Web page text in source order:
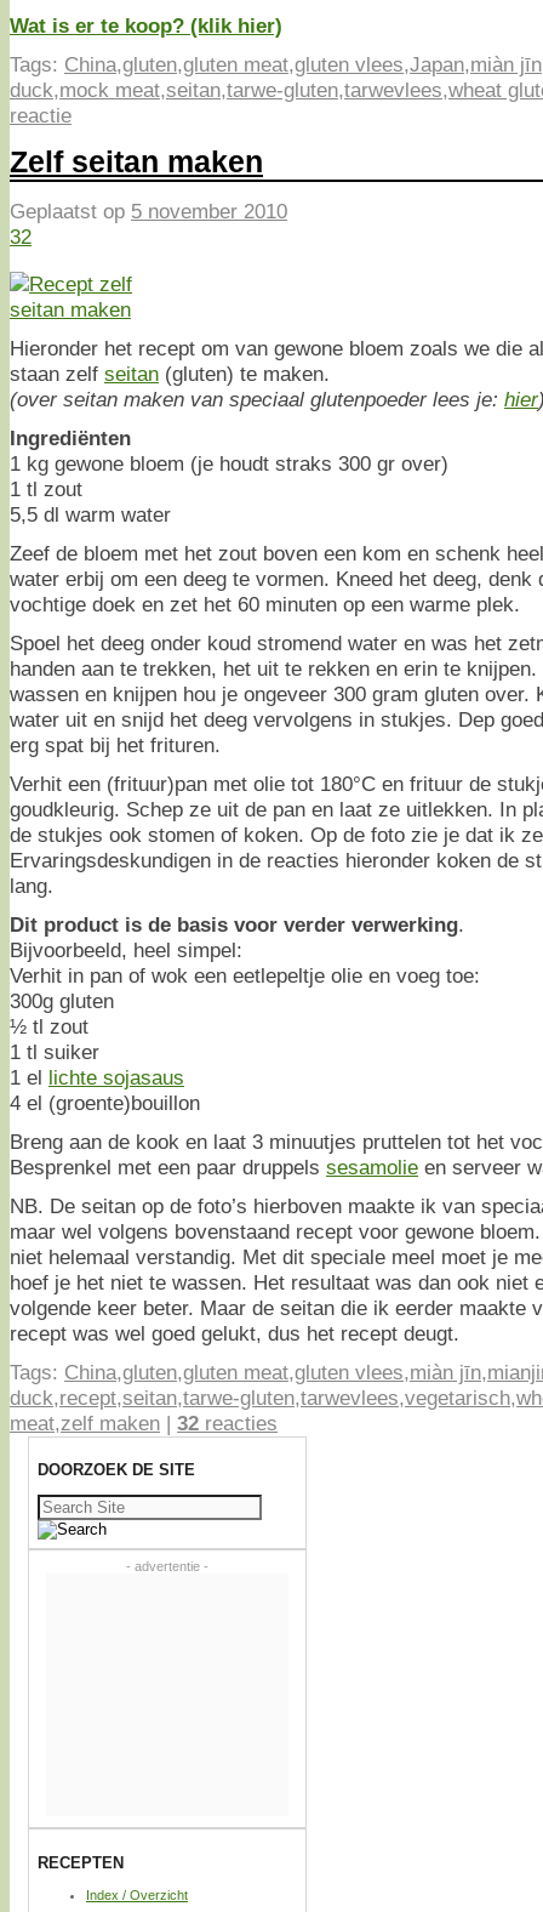
Wat is er te koop? (klik hier)
Tags: China,gluten,gluten meat,gluten vlees,Japan,miàn jīn
duck,mock meat,seitan,tarwe-gluten,tarwevlees,wheat
reactie
Zelf seitan maken
Geplaatst op 5 november 2010
32
Hieronder het recept om van gewone bloem zoals we die
staan zelf seitan (gluten) te maken.
(over seitan maken van speciaal glutenpoeder lees je: hier
Ingrediënten
1 kg gewone bloem (je houdt straks 300 gr over)
1 tl zout
5,5 dl warm water
Zeef de bloem met het zout boven een kom en schenk
water erbij om een deeg te vormen. Kneed het deeg, denk
vochtige doek en zet het 60 minuten op een warme plek.
Spoel het deeg onder koud stromend water en was het
handen aan te trekken, het uit te rekken en erin te
wassen en knijpen hou je ongeveer 300 gram gluten over.
water uit en snijd het deeg vervolgens in stukjes. Dep
erg spat bij het frituren.
Verhit een (frituur)pan met olie tot 180°C en frituur de
goudkleurig. Schep ze uit de pan en laat ze uitlekken. In
de stukjes ook stomen of koken. Op de foto zie je dat ik
Ervaringsdeskundigen in de reacties hieronder koken de
lang.
Dit product is de basis voor verder verwerking.
Bijvoorbeeld, heel simpel:
Verhit in pan of wok een eetlepeltje olie en voeg toe:
300g gluten
½ tl zout
1 tl suiker
1 el lichte sojasaus
4 el (groente)bouillon
Breng aan de kook en laat 3 minuutjes pruttelen tot het
Besprenkel met een paar druppels sesamolie en serveer
NB. De seitan op de foto’s hierboven maakte ik van
maar wel volgens bovenstaand recept voor gewone
niet helemaal verstandig. Met dit speciale meel moet je
hoef je het niet te wassen. Het resultaat was dan ook niet
volgende keer beter. Maar de seitan die ik eerder maakte
recept was wel goed gelukt, dus het recept deugt.
Tags: China,gluten,gluten meat,gluten vlees,miàn jīn,
duck,recept,seitan,tarwe-gluten,tarwevlees,vegetarisch,
meat,zelf maken | 32 reacties
DOORZOEK DE SITE
Zoeken
naar:
- advertentie -
RECEPTEN
Index / Overzicht